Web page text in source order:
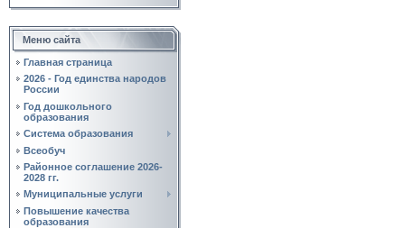
Меню сайта
Главная страница
2026 - Год единства народов
России
Год дошкольного
образования
Система образования
Всеобуч
Районное соглашение 2026-
2028 гг.
Муниципальные услуги
Повышение качества
образования